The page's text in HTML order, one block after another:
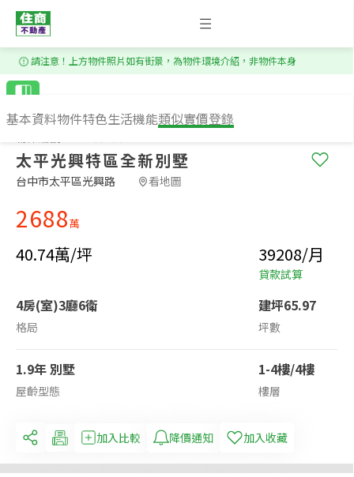
基本資料物件特色生活機能類似實價登錄
請注意！上方物件照片如有街景，為物件環境介紹，非物件本身
太平光興特區全新別墅
台中市太平區光興路​ 看地圖
2688萬
40.74萬/坪 39208/月
貸款試算
4房(室)3廳6衛
格局
建坪65.97
坪數
1.9年 別墅
屋齡型態
1-4樓/4樓
樓層
加入比較 降價通知 加入收藏